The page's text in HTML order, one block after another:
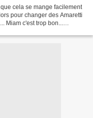
cela se mange facilement
pour changer des Amaretti
Miam c'est trop bon...